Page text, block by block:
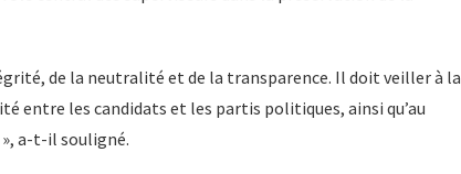
de la neutralité et de la transparence. Il doit veiller à la
entre les candidats et les partis politiques, ainsi qu’au
a-t-il souligné.